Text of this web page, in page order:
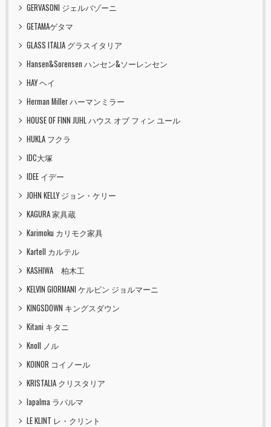
GERVASONI ジェルバゾーニ
GETAMAゲタマ
GLASS ITALIA グラスイタリア
Hansen&Sorensen ハンセン&ソーレンセン
HAY ヘイ
Herman Miller ハーマンミラー
HOUSE OF FINN JUHL ハウス オブ フィン ユール
HUKLA フクラ
IDC大塚
IDEE イデー
JOHN KELLY ジョン・ケリー
KAGURA 家具蔵
Karimoku カリモク家具
Kartell カルテル
KASHIWA 柏木工
KELVIN GIORMANI ケルビン ジョルマーニ
KINGSDOWN キングスダウン
Kitani キタニ
Knoll ノル
KOINOR コイノール
KRISTALIA クリスタリア
lapalma ラパルマ
LE KLINT レ・クリント